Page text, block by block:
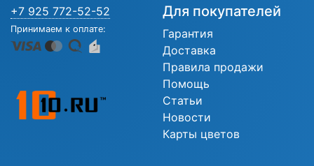
+7 925 772-52-52
Принимаем к оплате:
Для покупателей
Гарантия
Доставка
Правила продажи
Помощь
Статьи
Новости
Карты цветов